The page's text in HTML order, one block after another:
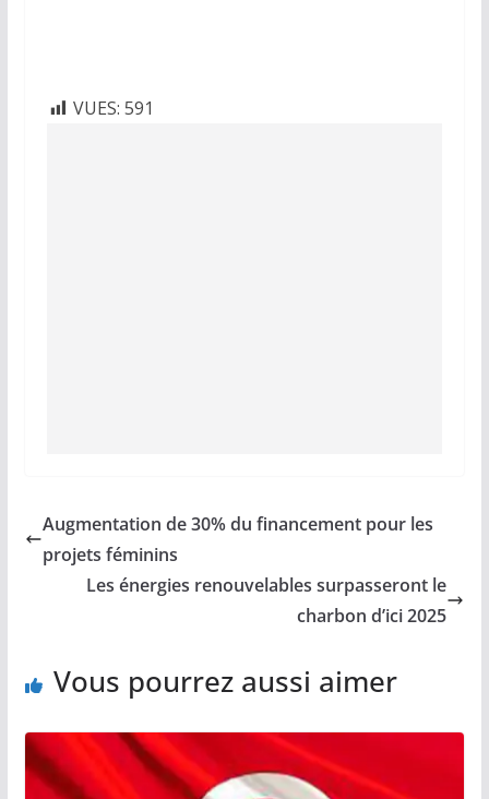
VUES: 591
Augmentation de 30% du financement pour les
projets féminins
Les énergies renouvelables surpasseront le
charbon d’ici 2025
Vous pourrez aussi aimer